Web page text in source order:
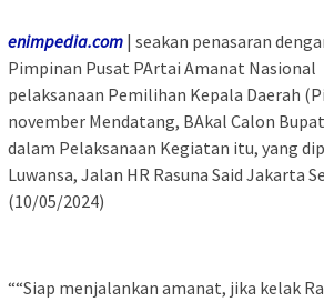
enimpedia.com | seakan penasaran
Pimpinan Pusat PArtai Amanat Nasional
pelaksanaan Pemilihan Kepala Daerah
november Mendatang, BAkal Calon
dalam Pelaksanaan Kegiatan itu, yang
Luwansa, Jalan HR Rasuna Said Jakarta
(10/05/2024)
““Siap menjalankan amanat, jika kelak